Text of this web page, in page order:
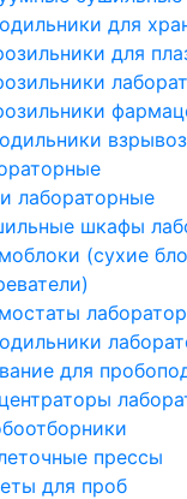
для
для
лабораторные
шкафы
(сухие
для
прессы
для проб